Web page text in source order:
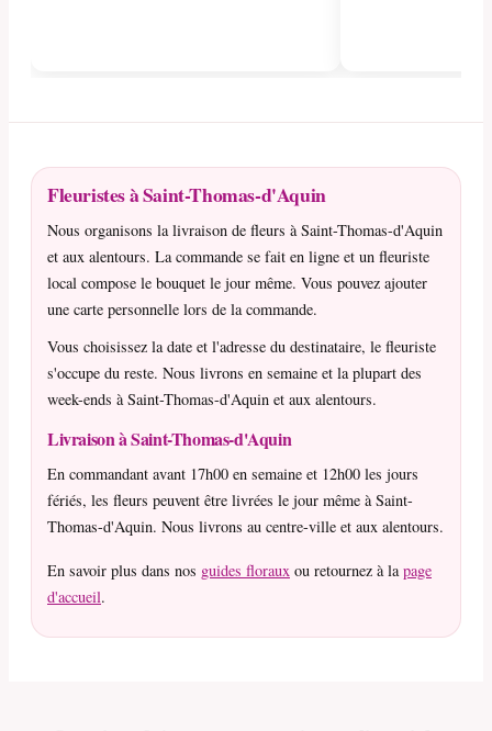
Fleuristes à Saint-Thomas-d'Aquin
Nous organisons la livraison de fleurs à Saint-Thomas-d'Aquin
et aux alentours. La commande se fait en ligne et un fleuriste
local compose le bouquet le jour même. Vous pouvez ajouter
une carte personnelle lors de la commande.
Vous choisissez la date et l'adresse du destinataire, le fleuriste
s'occupe du reste. Nous livrons en semaine et la plupart des
week-ends à Saint-Thomas-d'Aquin et aux alentours.
Livraison à Saint-Thomas-d'Aquin
En commandant avant 17h00 en semaine et 12h00 les jours
fériés, les fleurs peuvent être livrées le jour même à Saint-
Thomas-d'Aquin. Nous livrons au centre-ville et aux alentours.
En savoir plus dans nos guides floraux ou retournez à lapage
d'accueil.